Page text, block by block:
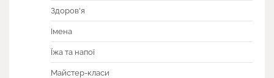
Здоров'я
Імена
Їжа та напої
Майстер-класи